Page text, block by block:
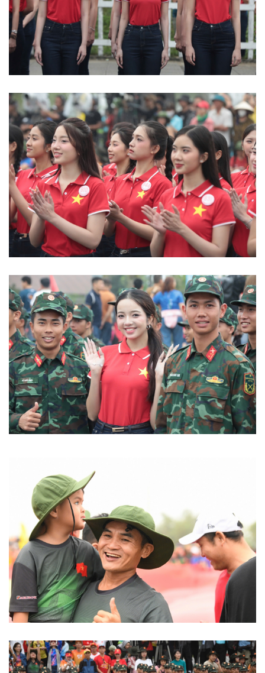
Doanh nghiệp
Thông tin doanh nghiệp
Doanh nghiệp 24h
Công nghệ
Sành điệu
Tin Công nghệ